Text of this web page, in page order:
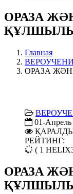
ОРАЗА
Главная
ОРАЗА
01-Апрель
РЕЙТИНГ:
( 1
ОРАЗА